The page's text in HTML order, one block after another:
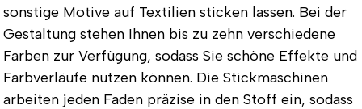
sonstige Motive auf Textilien sticken lassen. Bei der
Gestaltung stehen Ihnen bis zu zehn verschiedene
Farben zur Verfügung, sodass Sie schöne Effekte und
Farbverläufe nutzen können. Die Stickmaschinen
arbeiten jeden Faden präzise in den Stoff ein, sodass